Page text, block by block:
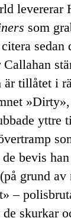
levererar
som
sedan
är tillåtet i
Dirty
yttre
bevis
grund av
–
skurkar